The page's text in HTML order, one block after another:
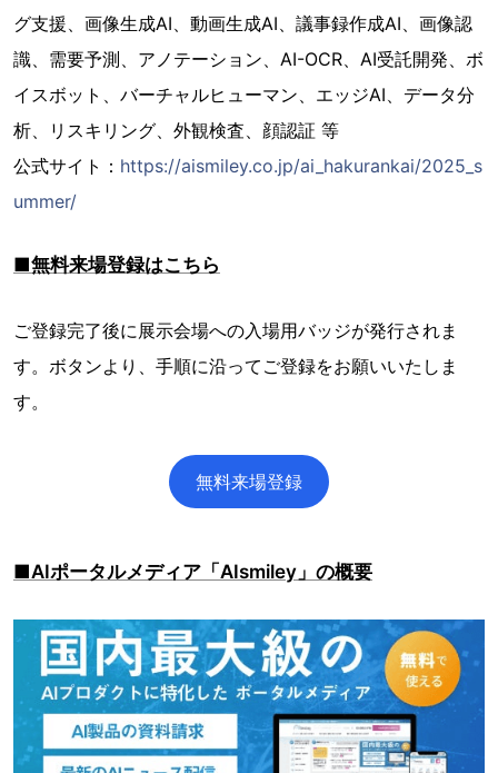
グ支援、画像生成AI、動画生成AI、議事録作成AI、画像認
識、需要予測、アノテーション、AI-OCR、AI受託開発、ボ
イスボット、バーチャルヒューマン、エッジAI、データ分
析、リスキリング、外観検査、顔認証 等
公式サイト： https://aismiley.co.jp/ai_hakurankai/2025_s
ummer/
■無料来場登録はこちら
ご登録完了後に展示会場への入場用バッジが発行されま
す。ボタンより、手順に沿ってご登録をお願いいたしま
す。
無料来場登録
■AIポータルメディア「AIsmiley」の概要